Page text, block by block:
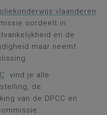
.
oordeelt in
en de
maar neemt
vind je alle
de
van de DPCC en